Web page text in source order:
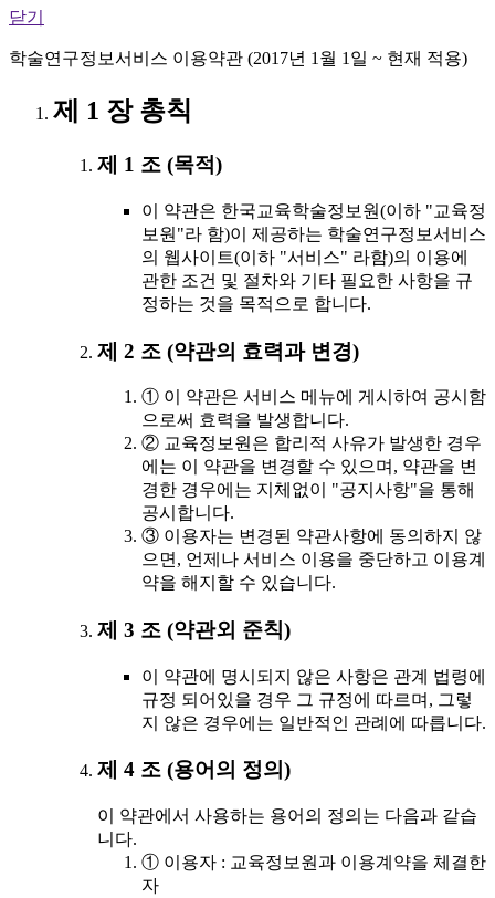
닫기
학술연구정보서비스 이용약관 (2017년 1월 1일 ~ 현재 적용)
제 1 장 총칙
제 1 조 (목적)
이 약관은 한국교육학술정보원(이하 "교육정
보원"라 함)이 제공하는 학술연구정보서비스
의 웹사이트(이하 "서비스" 라함)의 이용에
관한 조건 및 절차와 기타 필요한 사항을 규
정하는 것을 목적으로 합니다.
제 2 조 (약관의 효력과 변경)
① 이 약관은 서비스 메뉴에 게시하여 공시함
으로써 효력을 발생합니다.
② 교육정보원은 합리적 사유가 발생한 경우
에는 이 약관을 변경할 수 있으며, 약관을 변
경한 경우에는 지체없이 "공지사항"을 통해
공시합니다.
③ 이용자는 변경된 약관사항에 동의하지 않
으면, 언제나 서비스 이용을 중단하고 이용계
약을 해지할 수 있습니다.
제 3 조 (약관외 준칙)
이 약관에 명시되지 않은 사항은 관계 법령에
규정 되어있을 경우 그 규정에 따르며, 그렇
지 않은 경우에는 일반적인 관례에 따릅니다.
제 4 조 (용어의 정의)
이 약관에서 사용하는 용어의 정의는 다음과 같습
니다.
① 이용자 : 교육정보원과 이용계약을 체결한
자